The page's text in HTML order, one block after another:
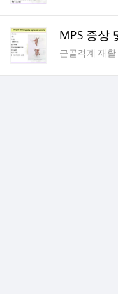
MPS 증상
게시판명
근골격계 재활